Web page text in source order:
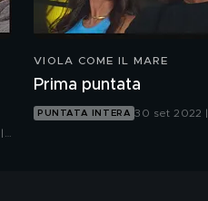
VIOLA COME IL MARE
Prima puntata
PUNTATA INTERA 30 set 2022 |